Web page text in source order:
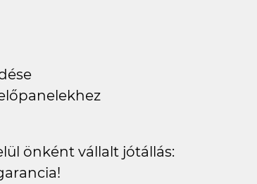
önként vállalt jótállás: